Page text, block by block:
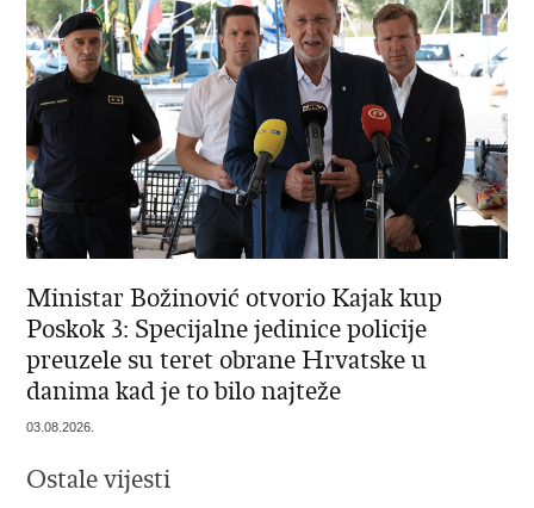
Ministar Božinović otvorio Kajak kup
Poskok 3: Specijalne jedinice policije
preuzele su teret obrane Hrvatske u
danima kad je to bilo najteže
03.08.2026.
Ostale vijesti